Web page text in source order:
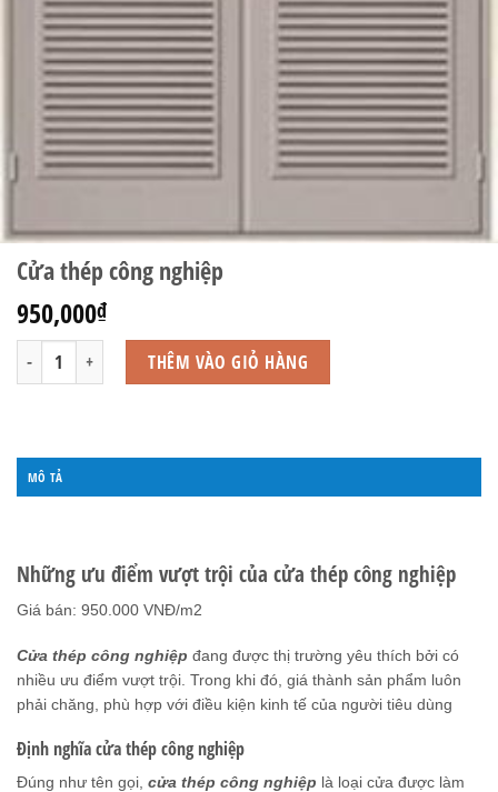
Cửa thép công nghiệp
950,000₫
Cửa thép công nghiệp số lượngTHÊM VÀO GIỎ HÀNG
MÔ TẢ
Những ưu điểm vượt trội của cửa thép công nghiệp
Giá bán: 950.000 VNĐ/m2
Cửa thép công nghiệp đang được thị trường yêu thích bởi có
nhiều ưu điểm vượt trội. Trong khi đó, giá thành sản phẩm luôn
phải chăng, phù hợp với điều kiện kinh tế của người tiêu dùng
Định nghĩa cửa thép công nghiệp
Đúng như tên gọi, cửa thép công nghiệp là loại cửa được làm